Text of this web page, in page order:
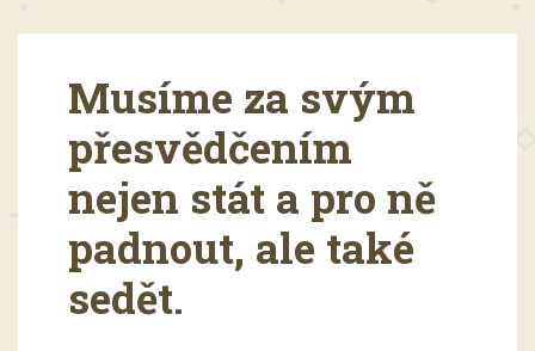
Musíme za svým
přesvědčením
nejen stát a pro ně
padnout, ale také
sedět.